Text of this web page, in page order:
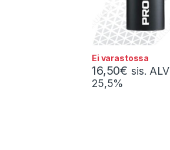
Ei varastossa
16,50€ sis. ALV
25,5%